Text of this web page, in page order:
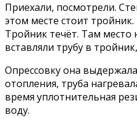
Приехали, посмотрели.
этом месте стоит
Тройник течёт. Там место
вставляли трубу в
Опрессовку она
отопления, труба
время уплотнительная
воду.